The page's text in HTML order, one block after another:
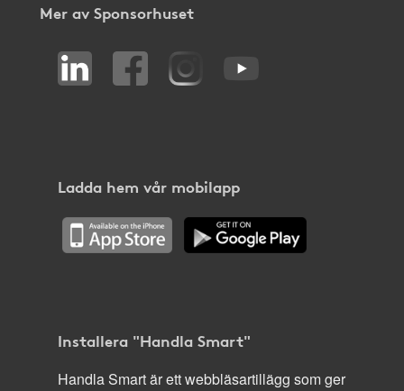
Mer av Sponsorhuset
Ladda hem vår mobilapp
Installera "Handla Smart"
Handla Smart är ett webbläsartillägg som ger